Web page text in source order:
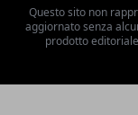
Questo sito non
aggiornato senza
prodotto